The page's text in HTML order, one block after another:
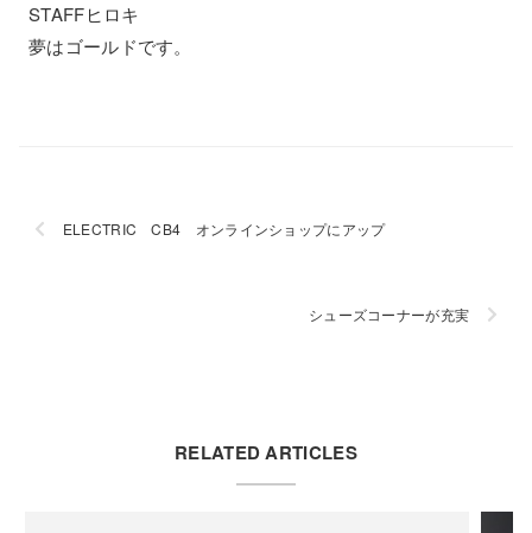
STAFFヒロキ
夢はゴールドです。
ELECTRIC CB4 オンラインショップにアップ
シューズコーナーが充実
RELATED ARTICLES